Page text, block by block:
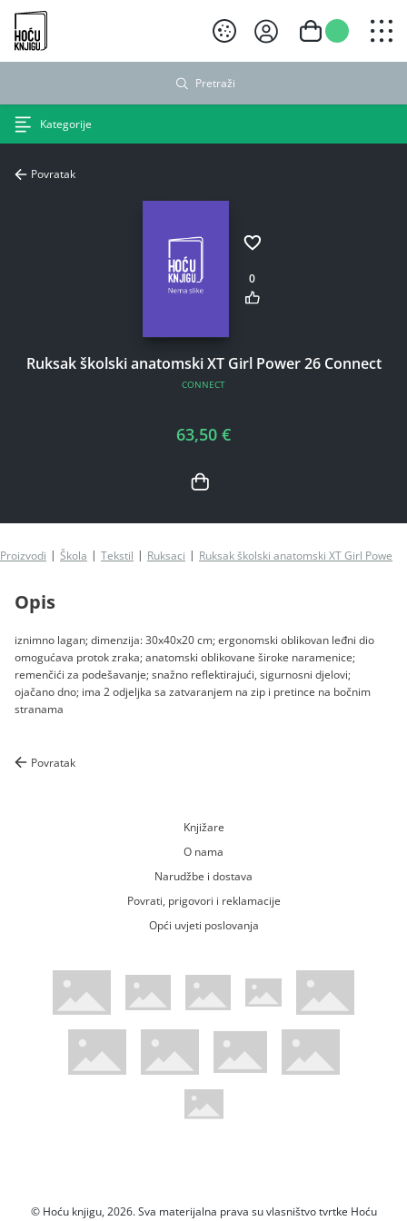
Hoću knjigu crni logo
Pretraži
Kategorije
Povratak
0
Ruksak školski anatomski XT Girl Power 26 Connect
CONNECT
63,50 €
Proizvodi Škola Tekstil Ruksaci Ruksak školski anatomski XT Girl Power
Opis
iznimno lagan; dimenzija: 30x40x20 cm; ergonomski oblikovan leđni dio
omogućava protok zraka; anatomski oblikovane široke naramenice;
remenčići za podešavanje; snažno reflektirajući, sigurnosni djelovi;
ojačano dno; ima 2 odjeljka sa zatvaranjem na zip i pretince na bočnim
stranama
Povratak
Knjižare
O nama
Narudžbe i dostava
Povrati, prigovori i reklamacije
Opći uvjeti poslovanja
WsPay web stranicaMaestro web stranicaMastercard web stranicaAmerican Express web stranica
Visa web stranica
Diners web stranicaTrustwave certificiranoMastercard sigurnosni kod web
Pci Dss certificirano
Verified by Visa web stranica
© Hoću knjigu, 2026. Sva materijalna prava su vlasništvo tvrtke Hoću